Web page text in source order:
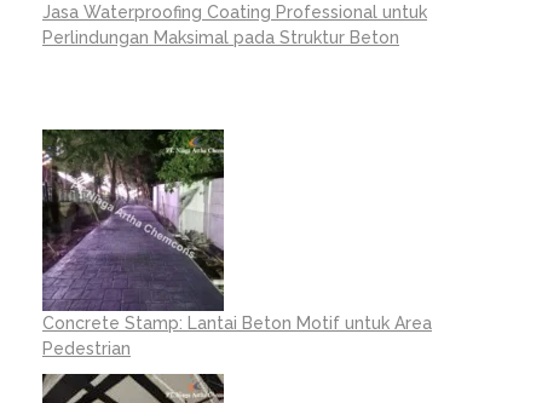
Jasa Waterproofing Coating Professional untuk
Perlindungan Maksimal pada Struktur Beton
Concrete Stamp: Lantai Beton Motif untuk Area
Pedestrian